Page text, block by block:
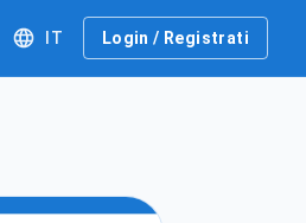
IT Login / Registrati